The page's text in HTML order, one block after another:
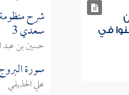
في
شرح
سعدي 3
حسين بن عبد
سورة
علي الحذيفي